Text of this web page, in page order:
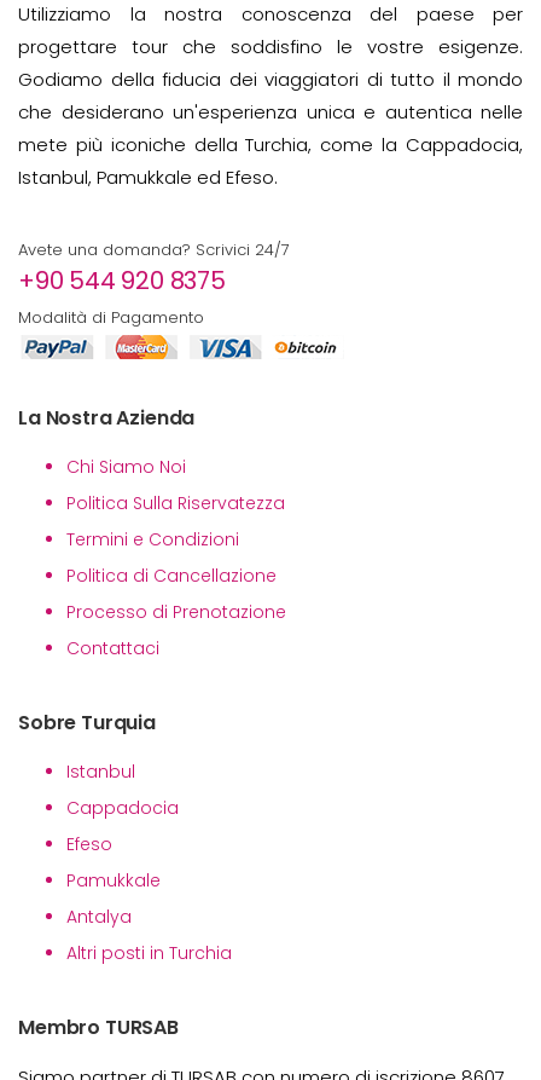
Utilizziamo la nostra conoscenza del paese per
progettare tour che soddisfino le vostre esigenze.
Godiamo della fiducia dei viaggiatori di tutto il mondo
che desiderano un'esperienza unica e autentica nelle
mete più iconiche della Turchia, come la Cappadocia,
Istanbul, Pamukkale ed Efeso.
Avete una domanda? Scrivici 24/7
+90 544 920 8375
Modalità di Pagamento
La Nostra Azienda
Chi Siamo Noi
Politica Sulla Riservatezza
Termini e Condizioni
Politica di Cancellazione
Processo di Prenotazione
Contattaci
Sobre Turquia
Istanbul
Cappadocia
Efeso
Pamukkale
Antalya
Altri posti in Turchia
Membro TURSAB